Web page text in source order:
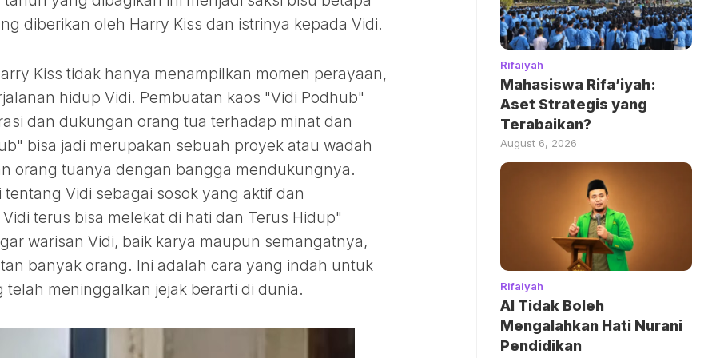
diberikan oleh Harry Kiss dan istrinya kepada Vidi.
Kiss tidak hanya menampilkan momen perayaan,
hidup Vidi. Pembuatan kaos "Vidi Podhub"
dan dukungan orang tua terhadap minat dan
bisa jadi merupakan sebuah proyek atau wadah
orang tuanya dengan bangga mendukungnya.
Vidi sebagai sosok yang aktif dan
terus bisa melekat di hati dan Terus Hidup"
warisan Vidi, baik karya maupun semangatnya,
banyak orang. Ini adalah cara yang indah untuk
meninggalkan jejak berarti di dunia.
Rifaiyah
Mahasiswa Rifa’iyah:
Aset Strategis yang
Terabaikan?
August 6, 2026
Rifaiyah
AI Tidak Boleh
Mengalahkan Hati Nurani
Pendidikan